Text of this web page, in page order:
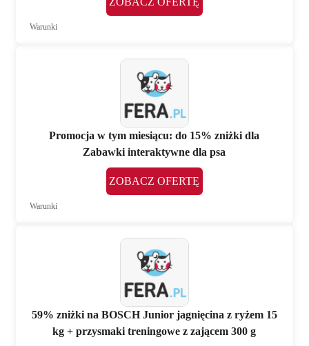
Warunki
Promocja w tym miesiącu: do 15% zniżki dla
Zabawki interaktywne dla psa
ZOBACZ OFERTĘ
Warunki
59% zniżki na BOSCH Junior jagnięcina z ryżem 15
kg + przysmaki treningowe z zającem 300 g